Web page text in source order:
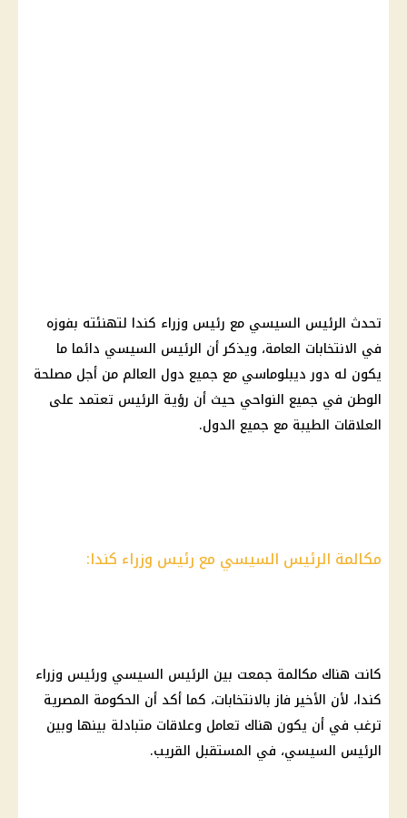
تحدث الرئيس السيسي مع رئيس وزراء كندا لتهنئته بفوزه
في الانتخابات العامة، ويذكر أن الرئيس السيسي دائما ما
يكون له دور ديبلوماسي مع جميع دول العالم من أجل مصلحة
الوطن في جميع النواحي حيث أن رؤية الرئيس تعتمد على
العلاقات الطيبة مع جميع الدول.
مكالمة الرئيس السيسي مع رئيس وزراء كندا:
كانت هناك مكالمة جمعت بين الرئيس السيسي ورئيس وزراء
كندا، لأن الأخير فاز بالانتخابات، كما أكد أن الحكومة المصرية
ترغب في أن يكون هناك تعامل وعلاقات متبادلة بينها وبين
الرئيس السيسي، في المستقبل القريب.